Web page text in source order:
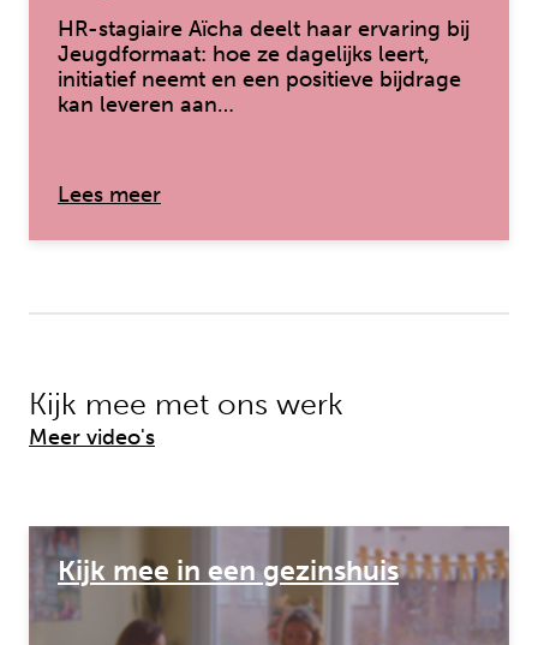
HR-stagiaire Aïcha deelt haar ervaring bij
Jeugdformaat: hoe ze dagelijks leert,
initiatief neemt en een positieve bijdrage
kan leveren aan…
Lees meerover: ‘“Aïcha over stagelopen bij
Kijk mee met ons werk
Meer video's
Kijk mee in een gezinshuis